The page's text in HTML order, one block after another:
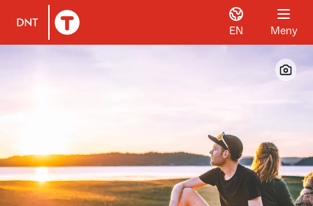
Til DNT.no forside
EN Meny